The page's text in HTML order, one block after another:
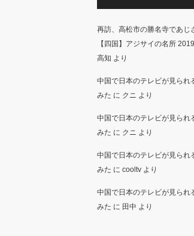
再訪、高松市の勝名寺であじ
【四国】アジサイの名所
高知 より
中国で日本のテレビが見られ
みた に クニ より
中国で日本のテレビが見られ
みた に クニ より
中国で日本のテレビが見られ
みた に cooltvより
中国で日本のテレビが見られ
みた に 田中 より